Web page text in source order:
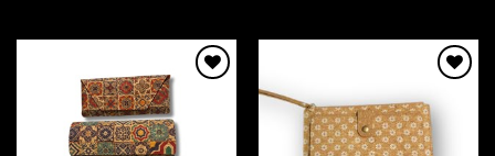
Wishlist